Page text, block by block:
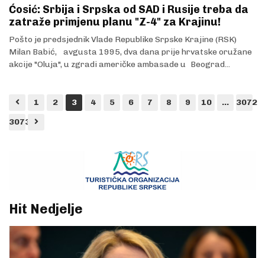
Ćosić: Srbija i Srpska od SAD i Rusije treba da
zatraže primjenu planu "Z-4" za Krajinu!
Pošto je predsjednik Vlade Republike Srpske Krajine (RSK)
Milan Babić, avgusta 1995, dva dana prije hrvatske oružane
akcije "Oluja", u zgradi američke ambasade u Beograd...
1 2 3 4 5 6 7 8 9 10 ...
3072
3073
Hit Nedjelje